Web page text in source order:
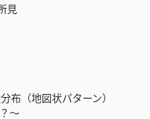
見
（地図状パターン）
〜